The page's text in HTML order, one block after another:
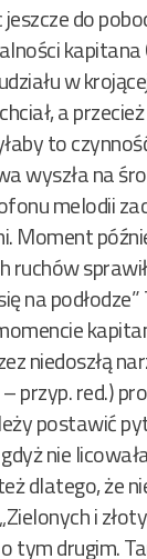
jeszcze do
w
a
to
wyszła na
melodii
Moment
na
niedoszłą
przyp. red.)
postawić
nie
dlatego, że
i
tym drugim.